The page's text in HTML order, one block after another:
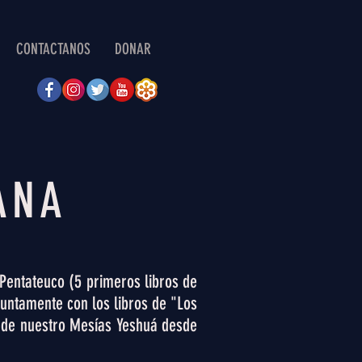
CONTACTANOS DONAR
(5 primeros libros de
con los libros de "Los
nuestro Mesías Yeshuá desde